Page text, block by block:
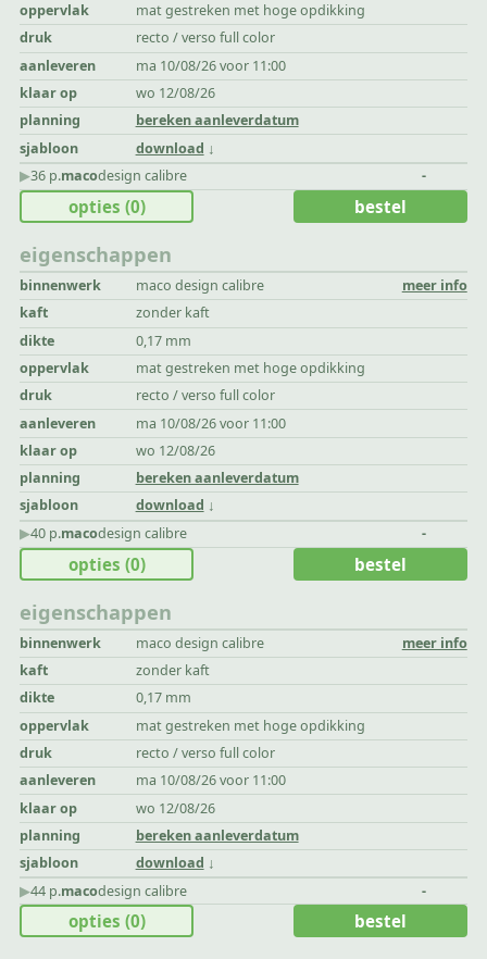
oppervlak
mat gestreken met hoge opdikking
druk
recto / verso full color
aanleveren
ma 10/08/26 voor 11:00
klaar op
wo 12/08/26
planning
bereken aanleverdatum
sjabloon
download
▶︎36 p.macodesign calibre -
eigenschappen
binnenwerk maco design calibre
meer info
kaft
zonder kaft
dikte
0,17 mm
oppervlak
mat gestreken met hoge opdikking
druk
recto / verso full color
aanleveren
ma 10/08/26 voor 11:00
klaar op
wo 12/08/26
planning
bereken aanleverdatum
sjabloon
download
opties (0) bestel
▶︎40 p.macodesign calibre -
eigenschappen
binnenwerk maco design calibre
meer info
kaft
zonder kaft
dikte
0,17 mm
oppervlak
mat gestreken met hoge opdikking
druk
recto / verso full color
aanleveren
ma 10/08/26 voor 11:00
klaar op
wo 12/08/26
planning
bereken aanleverdatum
sjabloon
download
opties (0) bestel
▶︎44 p.macodesign calibre -
opties (0) bestel